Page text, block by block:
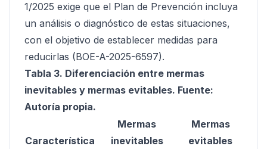
1/2025 exige que el Plan de Prevención incluya
un análisis o diagnóstico de estas situaciones,
con el objetivo de establecer medidas para
reducirlas (BOE-A-2025-6597).
Tabla 3. Diferenciación entre mermas
inevitables y mermas evitables. Fuente:
Autoría propia.
Característica
Mermas
inevitables
Mermas
evitables